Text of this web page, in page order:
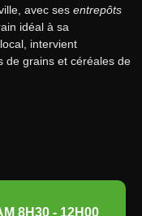
avec ses entrepôts
idéal à sa
local, intervient
de grains et céréales de
8H30 - 12H00